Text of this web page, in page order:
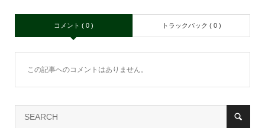
コメント ( 0 ) トラックバック ( 0 )
この記事へのコメントはありません。